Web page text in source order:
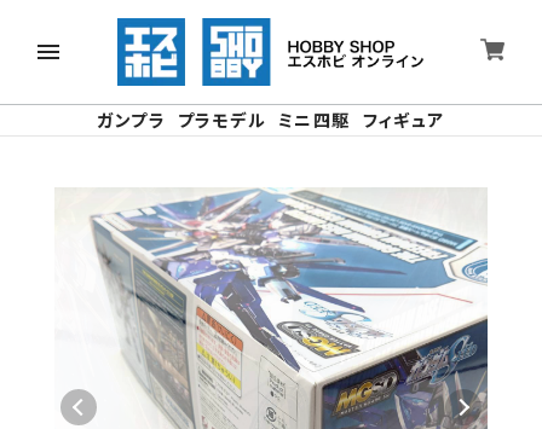
ガンプラ プラモデル ミニ四駆 フィギュア